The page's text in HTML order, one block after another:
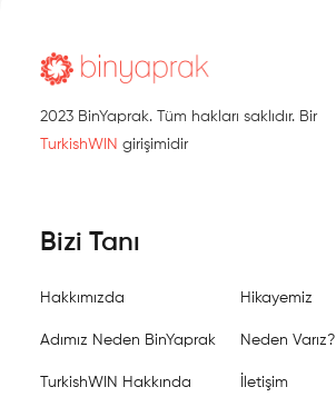
2023 BinYaprak. Tüm hakları saklıdır. Bir
TurkishWIN girişimidir
Bizi Tanı
Hakkımızda Hikayemiz
Adımız Neden BinYaprak Neden Varız?
TurkishWIN Hakkında İletişim